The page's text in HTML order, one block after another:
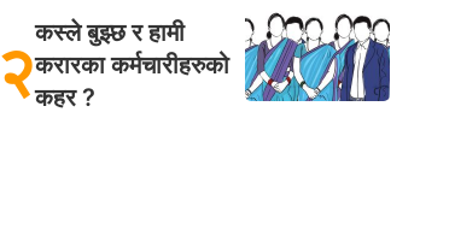
२कस्ले बुझ्छ र हामी
करारका कर्मचारीहरुको
कहर ?